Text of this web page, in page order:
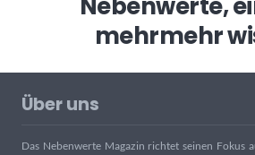
mehrmehr
Über uns
Das Nebenwerte Magazin richtet seinen Fokus